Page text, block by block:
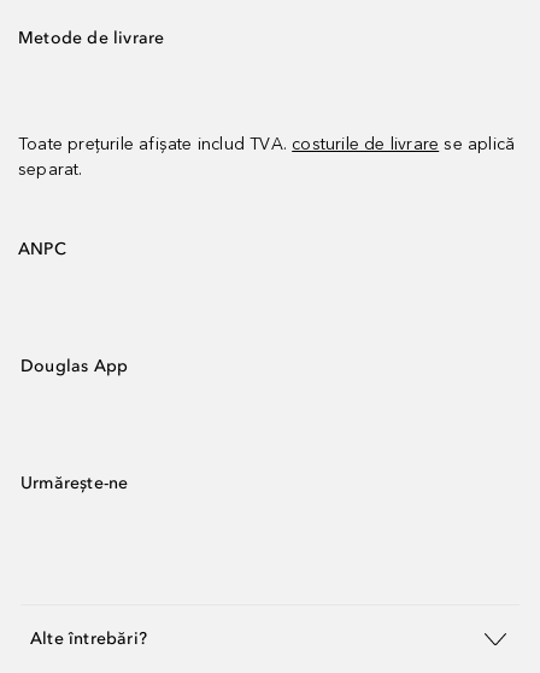
Metode de livrare
Toate prețurile afișate includ TVA. costurile de livrare se aplică
separat.
ANPC
Douglas App
Urmărește-ne
Alte întrebări?